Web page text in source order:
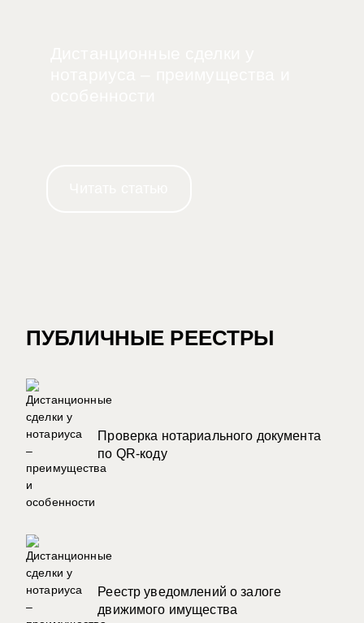
ПУБЛИЧНЫЕ РЕЕСТРЫ
Проверка нотариального документа
по QR-коду
Реестр уведомлений о залоге
движимого имущества